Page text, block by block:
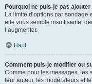
Pourquoi ne puis-je pas
La limite d’options par sondage
elle vous semble insuffisante,
l’augmenter.
Haut
Comment puis-je modifier ou
Comme pour les messages, les
leur auteur, les modérateurs et